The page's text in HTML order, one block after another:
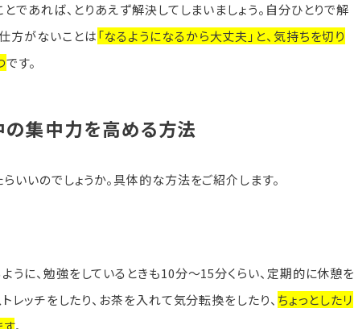
であれば、とりあえず解決してしまいましょう。自分ひとりで解
方がないことは 「なるようになるから大丈夫」と、気持ちを切り
です。
の集中力を高める方法
いいのでしょうか。具体的な方法をご紹介します。
に、勉強をしているときも10分～15分くらい、定期的に休憩を
レッチをしたり、お茶を入れて気分転換をしたり、 ちょっとしたリ